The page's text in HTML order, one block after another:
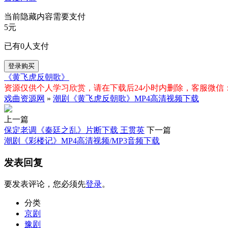
当前隐藏内容需要支付
5元
已有0人支付
登录购买
《黄飞虎反朝歌》
资源仅供个人学习欣赏，请在下载后24小时内删除，客服微信
戏曲资源网 » 潮剧《黄飞虎反朝歌》MP4高清视频下载
上一篇
保定老调《秦廷之乱》片断下载 王贯英 下一篇
潮剧《彩楼记》MP4高清视频/MP3音频下载
发表回复
要发表评论，您必须先登录。
分类
京剧
豫剧